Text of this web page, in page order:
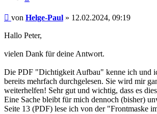
Beitrag
von Helge-Paul » 12.02.2024, 09:19
Hallo Peter,
vielen Dank für deine Antwort.
Die PDF "Dichtigkeit Aufbau" kenne ich und
bereits mehrfach durchgelesen. Sie wird mir
weiterhelfen! Sehr gut und wichtig, dass es
Eine Sache bleibt für mich dennoch (bisher)
Seite 13 (PDF) lese ich von der "Frontmaske